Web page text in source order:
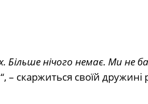
Більше нічого немає. Ми не
– скаржиться своїй дружині